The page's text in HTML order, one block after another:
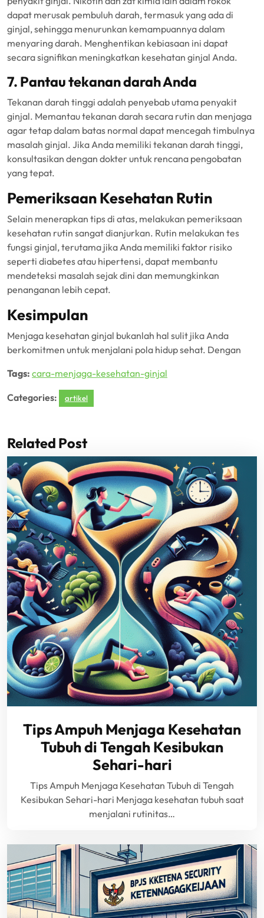
dapat merusak pembuluh darah, termasuk yang ada di
ginjal, sehingga menurunkan kemampuannya dalam
menyaring darah. Menghentikan kebiasaan ini dapat
secara signifikan meningkatkan kesehatan ginjal Anda.
7. Pantau tekanan darah Anda
Tekanan darah tinggi adalah penyebab utama penyakit
ginjal. Memantau tekanan darah secara rutin dan menjaga
agar tetap dalam batas normal dapat mencegah timbulnya
masalah ginjal. Jika Anda memiliki tekanan darah tinggi,
konsultasikan dengan dokter untuk rencana pengobatan
yang tepat.
Pemeriksaan Kesehatan Rutin
Selain menerapkan tips di atas, melakukan pemeriksaan
kesehatan rutin sangat dianjurkan. Rutin melakukan tes
fungsi ginjal, terutama jika Anda memiliki faktor risiko
seperti diabetes atau hipertensi, dapat membantu
mendeteksi masalah sejak dini dan memungkinkan
penanganan lebih cepat.
Kesimpulan
Menjaga kesehatan ginjal bukanlah hal sulit jika Anda
berkomitmen untuk menjalani pola hidup sehat. Dengan
Tags: cara-menjaga-kesehatan-ginjal
Categories: artikel
Related Post
Tips Ampuh Menjaga Kesehatan
Tubuh di Tengah Kesibukan
Sehari-hari
Tips Ampuh Menjaga Kesehatan Tubuh di Tengah
Kesibukan Sehari-hari Menjaga kesehatan tubuh saat
menjalani rutinitas…